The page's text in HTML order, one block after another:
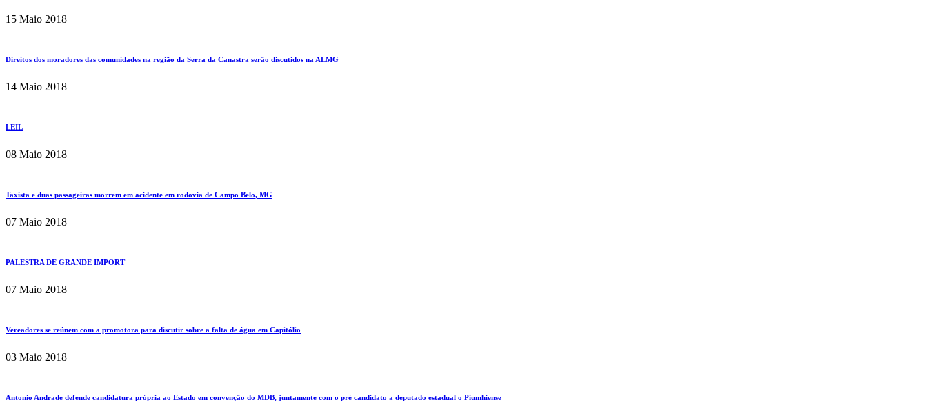
15 Maio 2018
Direitos dos moradores das comunidades na região da Serra da Canastra serão discutidos na ALMG
14 Maio 2018
LEIL
08 Maio 2018
Taxista e duas passageiras morrem em acidente em rodovia de Campo Belo, MG
07 Maio 2018
PALESTRA DE GRANDE IMPORT
07 Maio 2018
Vereadores se reúnem com a promotora para discutir sobre a falta de água em Capitólio
03 Maio 2018
Antonio Andrade defende candidatura própria ao Estado em convenção do MDB, juntamente com o pré candidato a deputado estadual o Piumhiense